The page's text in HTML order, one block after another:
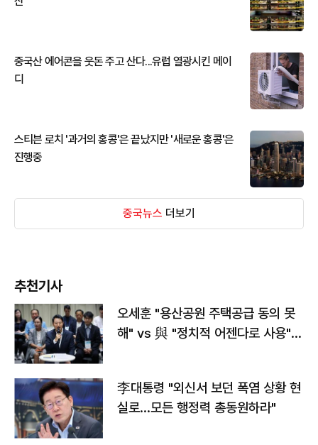
중국산 에어콘을 웃돈 주고 산다...유럽 열광시킨 메이
디
스티븐 로치 '과거의 홍콩'은 끝났지만 '새로운 홍콩'은
진행중
중국뉴스 더보기
추천기사
오세훈 "용산공원 주택공급 동의 못
해" vs 與 "정치적 어젠다로 사용"
李대통령 "외신서 보던 폭염 상황 현
실로…모든 행정력 총동원하라"